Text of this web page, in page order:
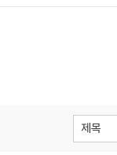
제목